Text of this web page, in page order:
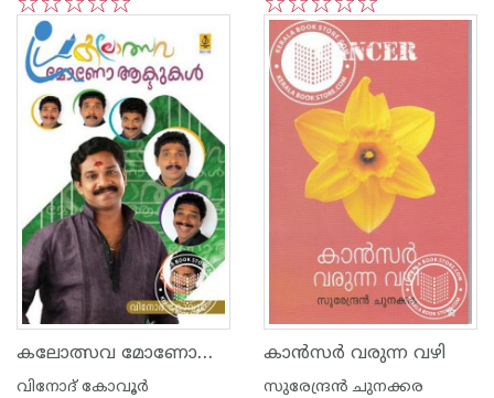
2 5
4
3
2
1
കലോത്സവ മോണോആക്ടുകള്‍
വിനോദ് കോവൂര്‍
കാന്‍സര്‍ വരുന്ന വഴി
സുരേന്ദ്രന്‍ ചുനക്കര